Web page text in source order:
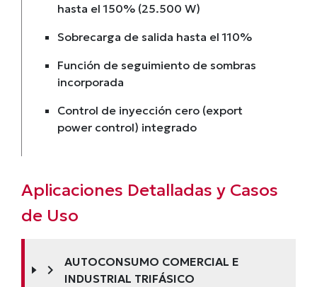
hasta el 150% (25.500 W)
Sobrecarga de salida hasta el 110%
Función de seguimiento de sombras
incorporada
Control de inyección cero (export
power control) integrado
Aplicaciones Detalladas y Casos
de Uso
chevron_right
AUTOCONSUMO COMERCIAL E
INDUSTRIAL TRIFÁSICO